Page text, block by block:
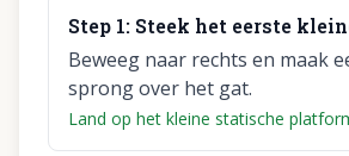
Step 1: Steek het eerste
Beweeg naar rechts en maak
sprong over het gat.
Land op het kleine statische